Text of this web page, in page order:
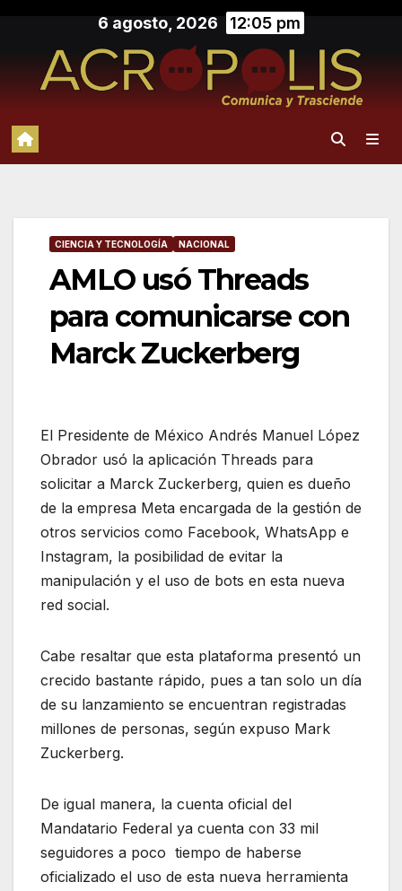
contenido
6 agosto, 2026 12:05 pm
CIENCIA Y TECNOLOGÍA NACIONAL
AMLO usó Threads
para comunicarse con
Marck Zuckerberg
El Presidente de México Andrés Manuel López
Obrador usó la aplicación Threads para
solicitar a Marck Zuckerberg, quien es dueño
de la empresa Meta encargada de la gestión de
otros servicios como Facebook, WhatsApp e
Instagram, la posibilidad de evitar la
manipulación y el uso de bots en esta nueva
red social.
Cabe resaltar que esta plataforma presentó un
crecido bastante rápido, pues a tan solo un día
de su lanzamiento se encuentran registradas
millones de personas, según expuso Mark
Zuckerberg.
De igual manera, la cuenta oficial del
Mandatario Federal ya cuenta con 33 mil
seguidores a poco tiempo de haberse
oficializado el uso de esta nueva herramienta